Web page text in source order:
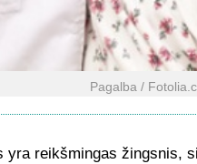
Pagalba /
yra reikšmingas žingsnis,